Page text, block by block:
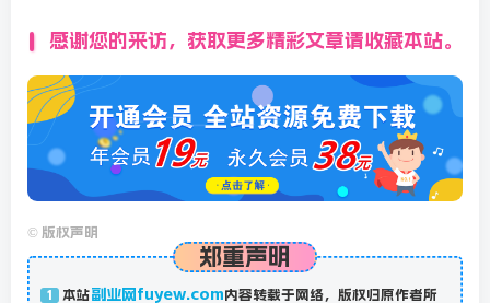
感谢您的来访，获取更多精彩文章请收藏本站。
© 版权声明
郑重声明
1 本站副业网fuyew.com内容转载于网络，版权归原作者所